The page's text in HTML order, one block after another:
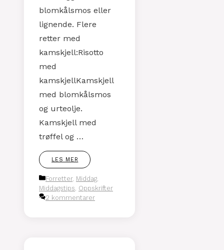
blomkålsmos eller
lignende. Flere
retter med
kamskjell:Risotto
med
kamskjellKamskjell
med blomkålsmos
og urteolje.
Kamskjell med
trøffel og …
LES MER
Kategorier
Forretter, Middag
Middagstips Oppskrifter
2 kommentarer